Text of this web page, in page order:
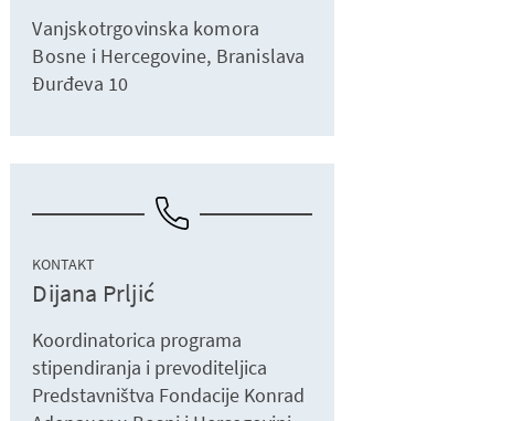
Vanjskotrgovinska komora
Bosne i Hercegovine, Branislava
Đurđeva 10
KONTAKT
Dijana Prljić
Koordinatorica programa
stipendiranja i prevoditeljica
Predstavništva Fondacije Konrad